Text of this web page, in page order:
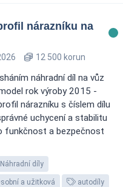
nárazníku na
12 500 korun
náhradní díl na vůz
rok výroby 2015 -
nárazníku s číslem dílu
uchycení a stabilitu
funkčnost a bezpečnost
Náhradní díly
a užitková autodíly